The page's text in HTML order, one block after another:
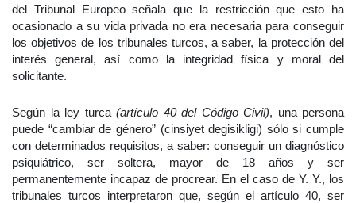
del Tribunal Europeo señala que la restricción que esto ha
ocasionado a su vida privada no era necesaria para conseguir
los objetivos de los tribunales turcos, a saber, la protección del
interés general, así como la integridad física y moral del
solicitante.
Según la ley turca (artículo 40 del Código Civil), una persona
puede “cambiar de género” (cinsiyet degisikligi) sólo si cumple
con determinados requisitos, a saber: conseguir un diagnóstico
psiquiátrico, ser soltera, mayor de 18 años y ser
permanentemente incapaz de procrear. En el caso de Y. Y., los
tribunales turcos interpretaron que, según el artículo 40, ser